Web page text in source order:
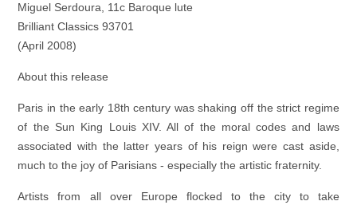
Área personal
Miguel Serdoura, 11c Baroque lute
Brilliant Classics 93701
(April 2008)
About this release
Paris in the early 18th century was shaking off the strict regime
of the Sun King Louis XIV. All of the moral codes and laws
associated with the latter years of his reign were cast aside,
much to the joy of Parisians - especially the artistic fraternity.
Artists from all over Europe flocked to the city to take